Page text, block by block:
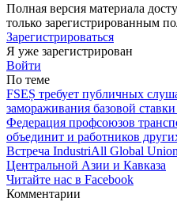
Полная версия материала
только зарегистрированным
Зарегистрироваться
Я уже зарегистрирован
Войти
По теме
FSEȘ требует публичных
замораживания базовой
Федерация профсоюзов
объединит и работников
Встреча IndustriAll Global
Центральной Азии и Кавказа
Читайте нас в Facebook
Комментарии